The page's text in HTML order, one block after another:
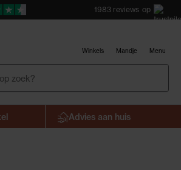
1983 reviews op
Winkels Mandje Menu
Advies aan huis